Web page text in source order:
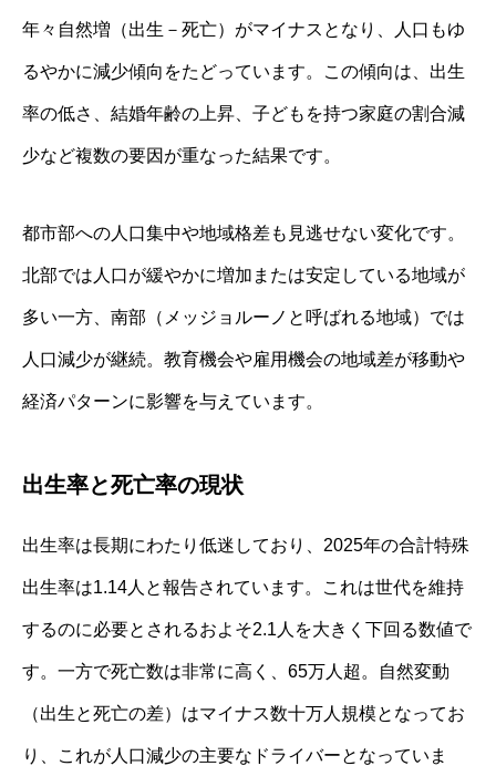
年々自然増（出生－死亡）がマイナスとなり、人口もゆ
るやかに減少傾向をたどっています。この傾向は、出生
率の低さ、結婚年齢の上昇、子どもを持つ家庭の割合減
少など複数の要因が重なった結果です。
都市部への人口集中や地域格差も見逃せない変化です。
北部では人口が緩やかに増加または安定している地域が
多い一方、南部（メッジョルーノと呼ばれる地域）では
人口減少が継続。教育機会や雇用機会の地域差が移動や
経済パターンに影響を与えています。
出生率と死亡率の現状
出生率は長期にわたり低迷しており、2025年の合計特殊
出生率は1.14人と報告されています。これは世代を維持
するのに必要とされるおよそ2.1人を大きく下回る数値で
す。一方で死亡数は非常に高く、65万人超。自然変動
（出生と死亡の差）はマイナス数十万人規模となってお
り、これが人口減少の主要なドライバーとなっていま